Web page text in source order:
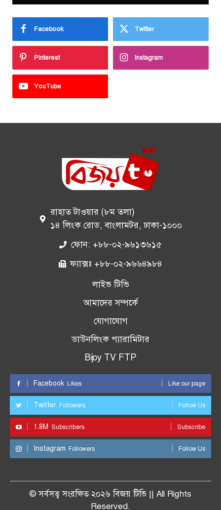
Facebook Twitter
Pinterest Instagram
YouTube
রাহাত টাওয়ার (৮ম তলা)
১৪ লিংক রোড, বাংলামটর, ঢাকা-১০০০
ফোন: +৮৮-০২-৯৬১৩৬১৫
ফ্যাক্সঃ +৮৮-০২-৯৬৬৪৯৮৪
লাইভ টিভি
আমাদের সম্পর্কে
যোগাযোগ
ডাউনলিংক প্যারামিটার
Bijoy TV FTP
Facebook Likes Like our page
Twitter Followers Follow Us
1.8M Subscribers Subscribe
Instagram Followers Follow Us
© সর্বসত্ব সংরক্ষিত ২০২৬ বিজয় টিভি || All Rights
Reserved.